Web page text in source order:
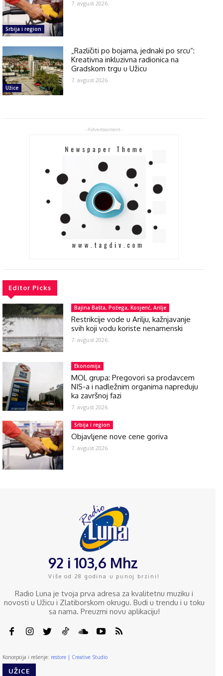
Srbija i region
7. avgust 2026.
Užice
„Različiti po bojama, jednaki po srcu“:
Kreativna inkluzivna radionica na
Gradskom trgu u Užicu
7. avgust 2026.
- Advertisement -
Editor Picks
Bajina Bašta, Požega, Kosjerić, Arilje
Restrikcije vode u Arilju, kažnjavanje
svih koji vodu koriste nenamenski
7. avgust 2026.
Ekonomija
MOL grupa: Pregovori sa prodavcem
NIS-a i nadležnim organima napreduju
ka završnoj fazi
7. avgust 2026.
Srbija i region
Objavljene nove cene goriva
7. avgust 2026.
92 i 103,6 Mhz
Više od 28 godina u punoj brzini!
Radio Luna je tvoja prva adresa za kvalitetnu muziku i
novosti u Užicu i Zlatiborskom okrugu. Budi u trendu i u toku
sa nama. Preuzmi novu aplikaciju!
Koncepcija i rešenje: restore | Creative Studio
UŽICE